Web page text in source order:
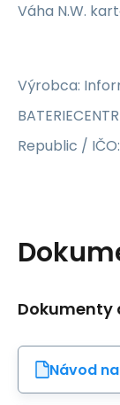
Váha N.W.
Výrobca:
Republic /
Dokumenty
Návod